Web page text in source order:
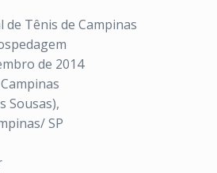
Tênis de Campinas
de 2014
Sousas),
SP